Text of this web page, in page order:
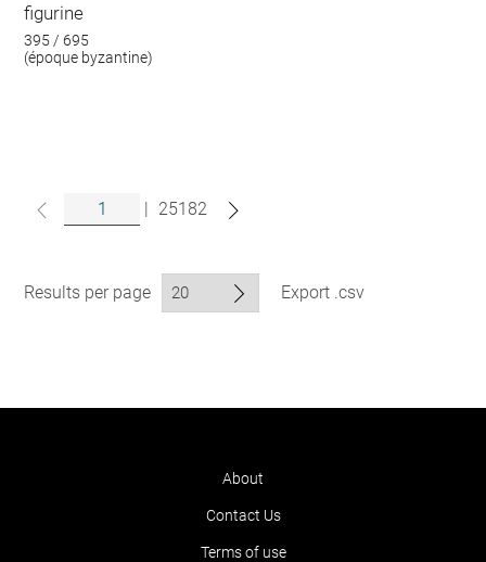
figurine
395 / 695
(époque byzantine)
| 25182
Results per page Export .csv
About
Contact Us
Terms of use